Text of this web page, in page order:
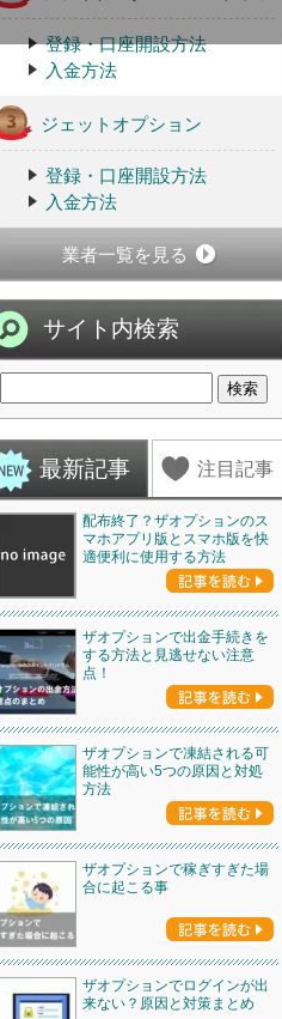
登録・口座開設方法
入金方法
ジェットオプション
登録・口座開設方法
入金方法
業者一覧を見る
サイト内検索
最新記事 注目記事
配布終了？ザオプションのス
マホアプリ版とスマホ版を快
適便利に使用する方法
ザオプションで出金手続きを
する方法と見逃せない注意
点！
ザオプションで凍結される可
能性が高い5つの原因と対処
方法
ザオプションで稼ぎすぎた場
合に起こる事
ザオプションでログインが出
来ない？原因と対策まとめ